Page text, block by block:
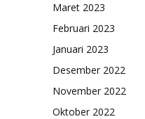
Maret 2023
Februari 2023
Januari 2023
Desember 2022
November 2022
Oktober 2022